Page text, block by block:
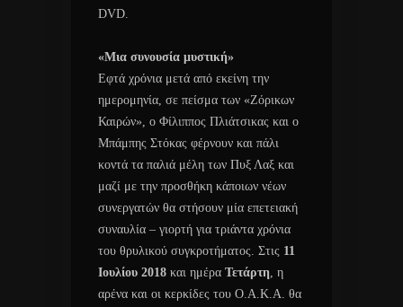
DVD.
«Μια συνουσία μυστική»
Εφτά χρόνια μετά από εκείνη την
ημερομηνία, σε πείσμα των «Ζόρικων
Καιρών», ο Φίλιππος Πλιάτσικας και ο
Μπάμπης Στόκας φέρνουν και πάλι
κοντά τα παλιά μέλη των Πυξ Λαξ και
μαζί με την προσθήκη κάποιων νέων
συνεργατών θα στήσουν μία επετειακή
συναυλία – γιορτή για τριάντα χρόνια
του θρυλικού συγκροτήματος. Στις 11
Ιουλίου 2018 και ημέρα Τετάρτη , η
αρένα και οι κερκίδες του Ο.Α.Κ.Α. θα